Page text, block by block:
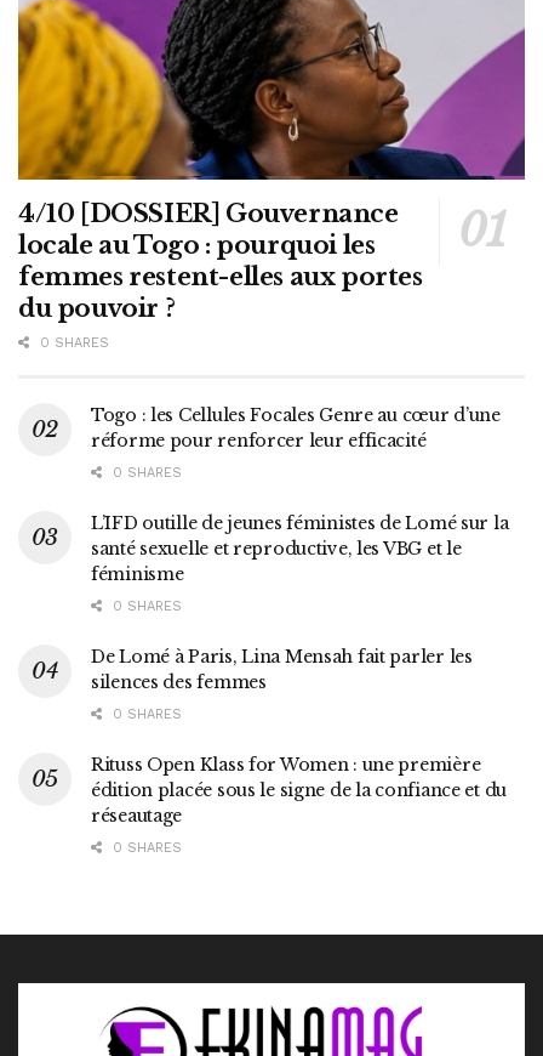
4/10 [DOSSIER] Gouvernance
locale au Togo : pourquoi les
femmes restent-elles aux portes
du pouvoir ?
0 SHARES
Togo : les Cellules Focales Genre au cœur d’une
réforme pour renforcer leur efficacité
0 SHARES
L’IFD outille de jeunes féministes de Lomé sur la
santé sexuelle et reproductive, les VBG et le
féminisme
0 SHARES
De Lomé à Paris, Lina Mensah fait parler les
silences des femmes
0 SHARES
Rituss Open Klass for Women : une première
édition placée sous le signe de la confiance et du
réseautage
0 SHARES